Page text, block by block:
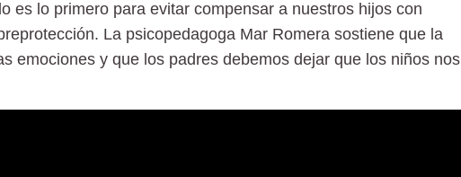
es lo primero para evitar compensar a nuestros hijos con
La psicopedagoga Mar Romera sostiene que la
emociones y que los padres debemos dejar que los niños nos